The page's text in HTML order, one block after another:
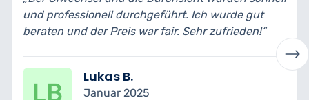
und professionell durchgeführt. Ich wurde gut
beraten und der Preis war fair. Sehr zufrieden!“
Lukas B.
Januar 2025